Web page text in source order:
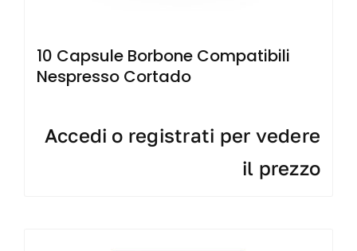
10 Capsule Borbone Compatibili
Nespresso Cortado
Accedi o registrati per vedere
il prezzo